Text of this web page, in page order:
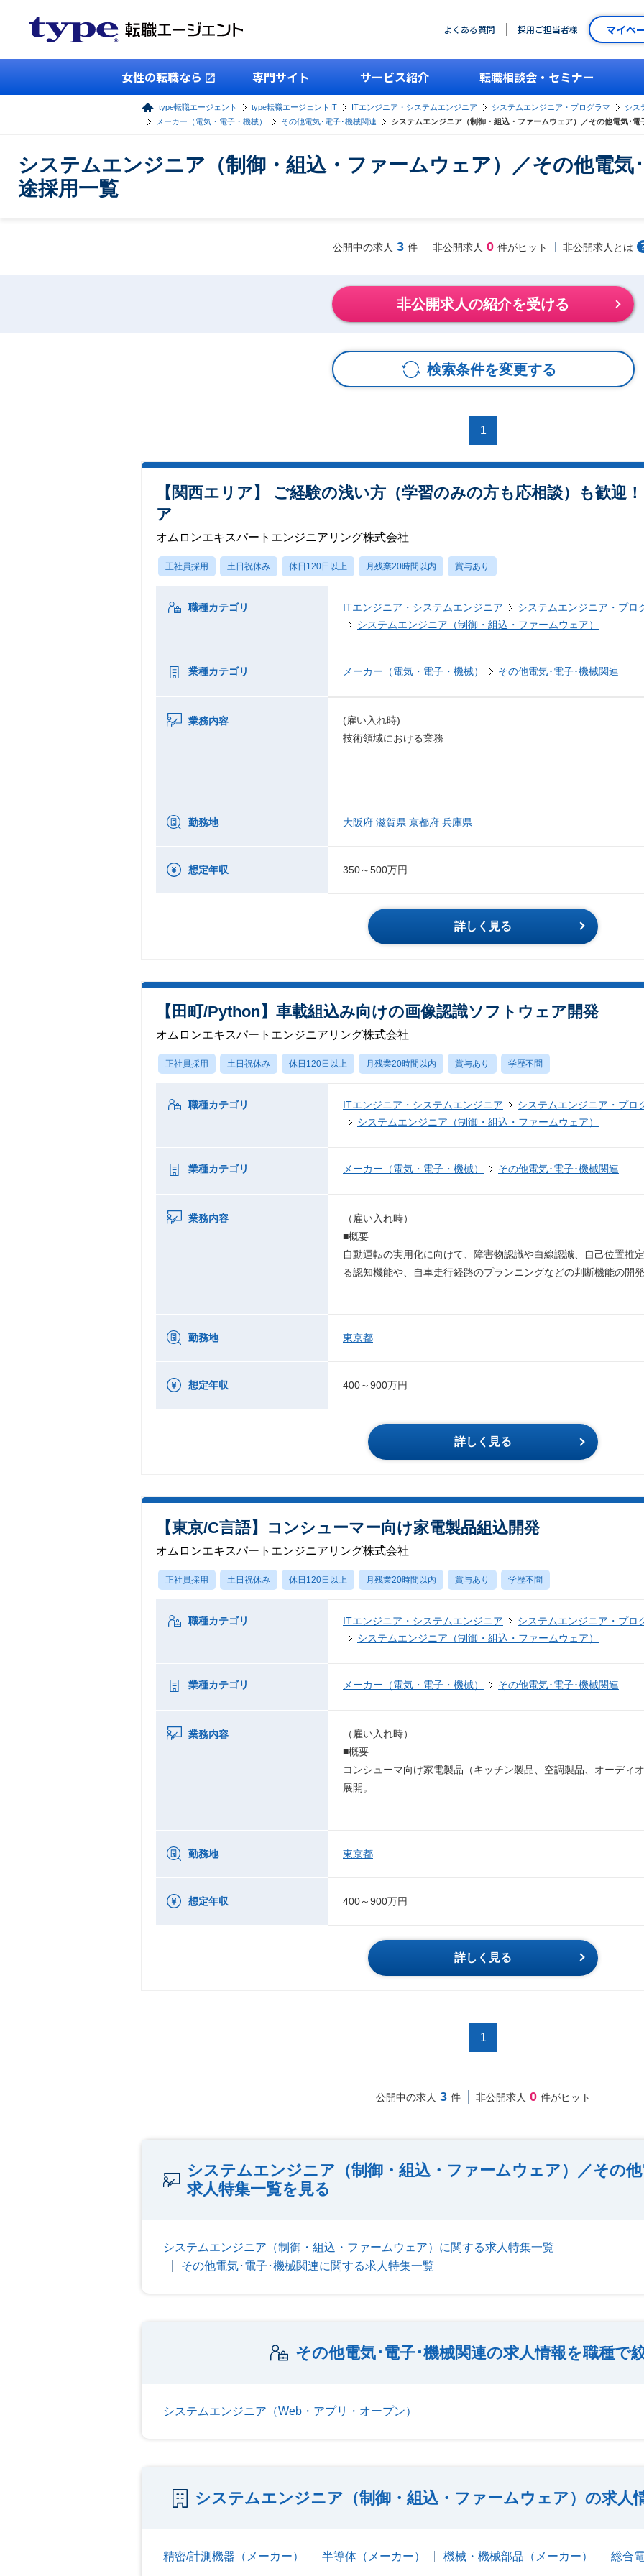
よくある質問 採用ご担当者様 マイペ
女性の転職なら 専門サイト サービス紹介 転職相談会・セミナー
type転職エージェント type転職エージェントIT ITエンジニア・システムエンジニア システムエンジニア・プログラマ
シス
メーカー（電気・電子・機械）
その他電気･電子･機械関連 システムエンジニア（制御・組込・ファームウェア）／その他電気･
システムエンジニア（制御・組込・ファームウェア）／その他電気
途採用一覧
公開中の求人 3 件 非公開求人 0 件がヒット 非公開求人とは
非公開求人の紹介を受ける
検索条件を変更する
1
【関西エリア】 ご経験の浅い方（学習のみの方も応相談）も歓迎
ア
オムロンエキスパートエンジニアリング株式会社
正社員採用 土日祝休み 休日120日以上 月残業20時間以内 賞与あり
職種カテゴリ ITエンジニア・システムエンジニア
システムエンジニア・プロ
システムエンジニア（制御・組込・ファームウェア）
業種カテゴリ メーカー（電気・電子・機械） その他電気･電子･機械関連
業務内容
(雇い入れ時)
技術領域における業務
勤務地 大阪府 滋賀県 京都府 兵庫県
想定年収 350～500万円
詳しく見る
【田町/Python】車載組込み向けの画像認識ソフトウェア開発
オムロンエキスパートエンジニアリング株式会社
正社員採用 土日祝休み 休日120日以上 月残業20時間以内 賞与あり 学歴不問
職種カテゴリ ITエンジニア・システムエンジニア
システムエンジニア・プロ
システムエンジニア（制御・組込・ファームウェア）
業種カテゴリ メーカー（電気・電子・機械） その他電気･電子･機械関連
業務内容
（雇い入れ時）
■概要
自動運転の実用化に向けて、障害物認識や白線認識、自己位置推
る認知機能や、自車走行経路のプランニングなどの判断機能の開発
勤務地 東京都
想定年収 400～900万円
詳しく見る
【東京/C言語】コンシューマー向け家電製品組込開発
オムロンエキスパートエンジニアリング株式会社
正社員採用 土日祝休み 休日120日以上 月残業20時間以内 賞与あり 学歴不問
職種カテゴリ ITエンジニア・システムエンジニア
システムエンジニア・プロ
システムエンジニア（制御・組込・ファームウェア）
業種カテゴリ メーカー（電気・電子・機械） その他電気･電子･機械関連
業務内容
（雇い入れ時）
■概要
コンシューマ向け家電製品（キッチン製品、空調製品、オーディ
展開。
勤務地 東京都
想定年収 400～900万円
詳しく見る
1
公開中の求人 3 件 非公開求人 0 件がヒット
システムエンジニア（制御・組込・ファームウェア）／その
求人特集一覧を見る
システムエンジニア（制御・組込・ファームウェア）に関する求人特集一覧
その他電気･電子･機械関連に関する求人特集一覧
その他電気･電子･機械関連の求人情報を職種で
システムエンジニア（Web・アプリ・オープン）
システムエンジニア（制御・組込・ファームウェア）の求人
精密/計測機器（メーカー） 半導体（メーカー） 機械・機械部品（メーカー） 総合